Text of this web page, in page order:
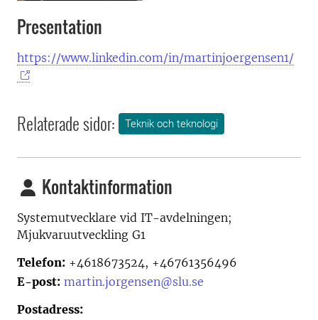
Presentation
https://www.linkedin.com/in/martinjoergensen1/
Relaterade sidor: Teknik och teknologi
Kontaktinformation
Systemutvecklare vid IT-avdelningen;
Mjukvaruutveckling G1
Telefon: +4618673524, +46761356496
E-post: martin.jorgensen@slu.se
Postadress: